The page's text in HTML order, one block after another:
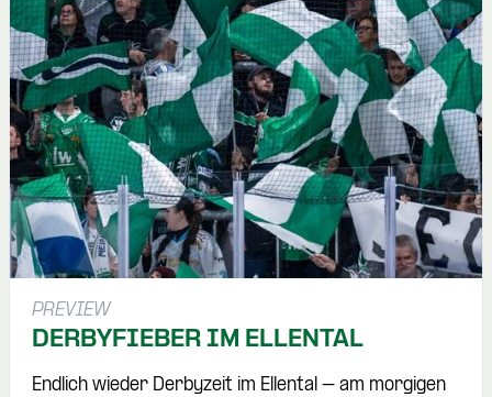
PREVIEW
DERBYFIEBER IM ELLENTAL
Endlich wieder Derbyzeit im Ellental – am morgigen